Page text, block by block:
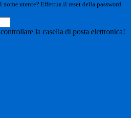
nome utente? Effettua il reset della password
la casella di posta elettronica!